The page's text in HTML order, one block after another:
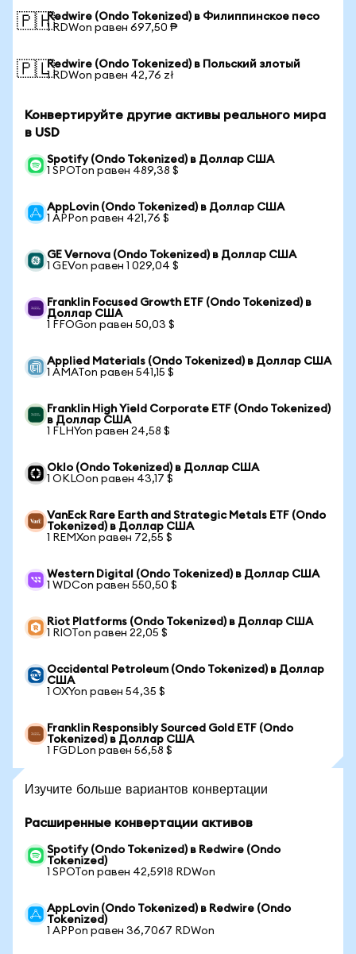
🇵🇭Redwire (Ondo Tokenized) в Филиппинское песо
1 RDWon равен 697,50 ₱
🇵🇱Redwire (Ondo Tokenized) в Польский злотый
1 RDWon равен 42,76 zł
Конвертируйте другие активы реального мира
в USD
Spotify (Ondo Tokenized) в Доллар США
1 SPOTon равен 489,38 $
AppLovin (Ondo Tokenized) в Доллар США
1 APPon равен 421,76 $
GE Vernova (Ondo Tokenized) в Доллар США
1 GEVon равен 1 029,04 $
Franklin Focused Growth ETF (Ondo Tokenized) в
Доллар США
1 FFOGon равен 50,03 $
Applied Materials (Ondo Tokenized) в Доллар США
1 AMATon равен 541,15 $
Franklin High Yield Corporate ETF (Ondo Tokenized)
в Доллар США
1 FLHYon равен 24,58 $
Oklo (Ondo Tokenized) в Доллар США
1 OKLOon равен 43,17 $
VanEck Rare Earth and Strategic Metals ETF (Ondo
Tokenized) в Доллар США
1 REMXon равен 72,55 $
Western Digital (Ondo Tokenized) в Доллар США
1 WDCon равен 550,50 $
Riot Platforms (Ondo Tokenized) в Доллар США
1 RIOTon равен 22,05 $
Occidental Petroleum (Ondo Tokenized) в Доллар
США
1 OXYon равен 54,35 $
Franklin Responsibly Sourced Gold ETF (Ondo
Tokenized) в Доллар США
1 FGDLon равен 56,58 $
Изучите больше вариантов конвертации
Расширенные конвертации активов
Spotify (Ondo Tokenized) в Redwire (Ondo
Tokenized)
1 SPOTon равен 42,5918 RDWon
AppLovin (Ondo Tokenized) в Redwire (Ondo
Tokenized)
1 APPon равен 36,7067 RDWon